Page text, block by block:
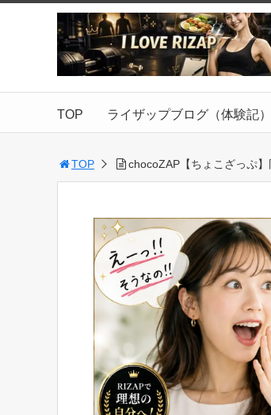
TOP ライザップブログ（体験記）
TOP chocoZAP【ちょこざっぷ